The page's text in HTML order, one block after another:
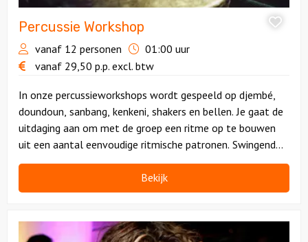
Percussie Workshop
vanaf 12 personen
01:00 uur
vanaf 29,50 p.p. excl. btw
In onze percussieworkshops wordt gespeeld op djembé,
doundoun, sanbang, kenkeni, shakers en bellen. Je gaat de
uitdaging aan om met de groep een ritme op te bouwen
uit een aantal eenvoudige ritmische patronen. Swingend
samenwerken!
Bekijk
Salsa